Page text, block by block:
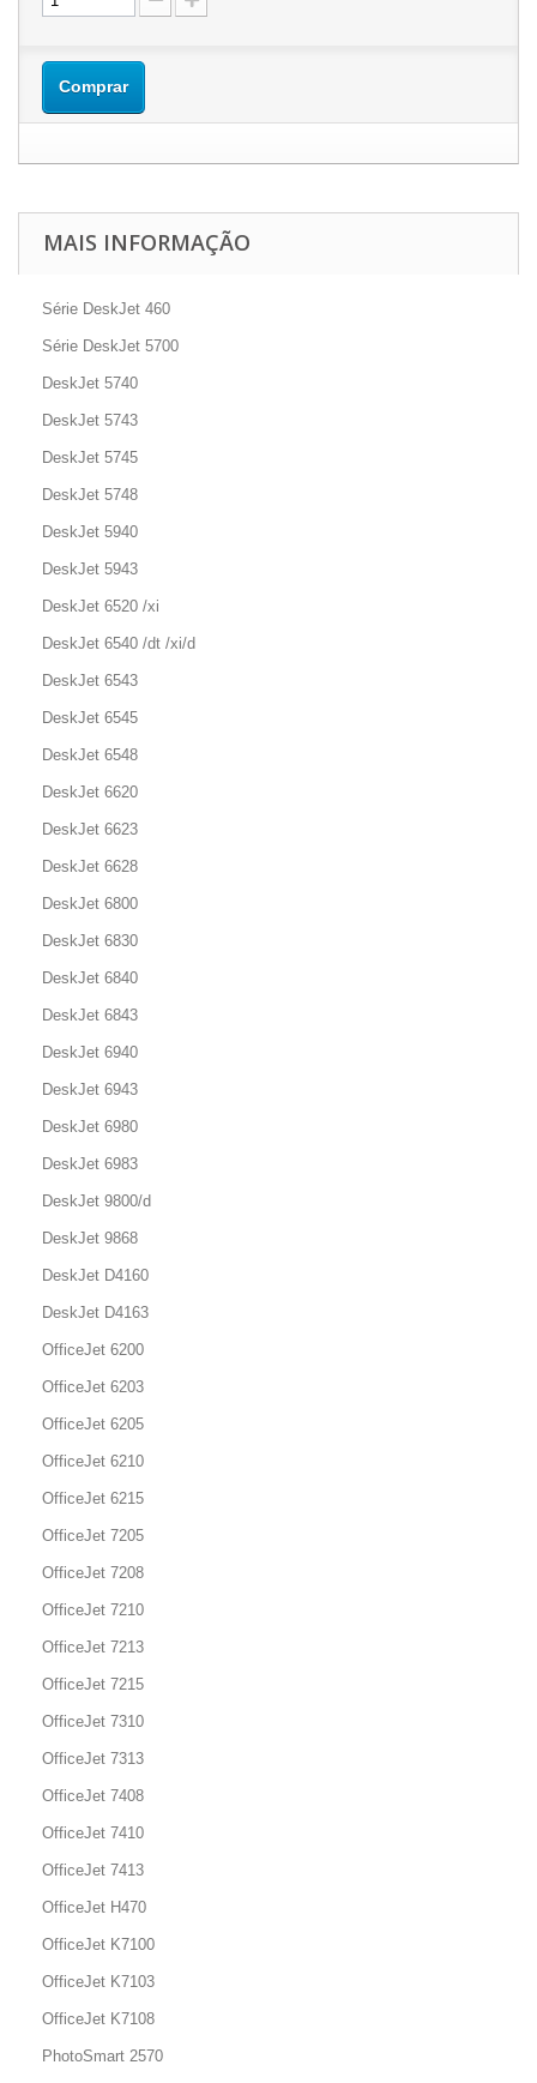
Comprar
MAIS INFORMAÇÃO
Série DeskJet 460
Série DeskJet 5700
DeskJet 5740
DeskJet 5743
DeskJet 5745
DeskJet 5748
DeskJet 5940
DeskJet 5943
DeskJet 6520 /xi
DeskJet 6540 /dt /xi/d
DeskJet 6543
DeskJet 6545
DeskJet 6548
DeskJet 6620
DeskJet 6623
DeskJet 6628
DeskJet 6800
DeskJet 6830
DeskJet 6840
DeskJet 6843
DeskJet 6940
DeskJet 6943
DeskJet 6980
DeskJet 6983
DeskJet 9800/d
DeskJet 9868
DeskJet D4160
DeskJet D4163
OfficeJet 6200
OfficeJet 6203
OfficeJet 6205
OfficeJet 6210
OfficeJet 6215
OfficeJet 7205
OfficeJet 7208
OfficeJet 7210
OfficeJet 7213
OfficeJet 7215
OfficeJet 7310
OfficeJet 7313
OfficeJet 7408
OfficeJet 7410
OfficeJet 7413
OfficeJet H470
OfficeJet K7100
OfficeJet K7103
OfficeJet K7108
PhotoSmart 2570